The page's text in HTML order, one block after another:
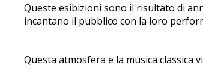
Queste esibizioni sono il risultato di
incantano il pubblico con la loro
Questa atmosfera e la musica classica